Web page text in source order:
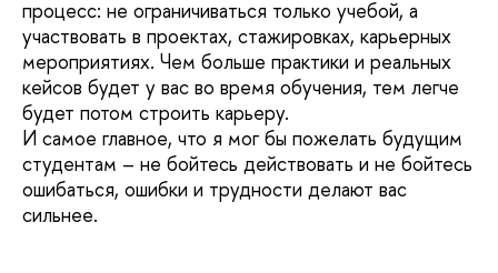
процесс: не ограничиваться только учебой, а
участвовать в проектах, стажировках, карьерных
мероприятиях. Чем больше практики и реальных
кейсов будет у вас во время обучения, тем легче
будет потом строить карьеру.
И самое главное, что я мог бы пожелать будущим
студентам – не бойтесь действовать и не бойтесь
ошибаться, ошибки и трудности делают вас
сильнее.